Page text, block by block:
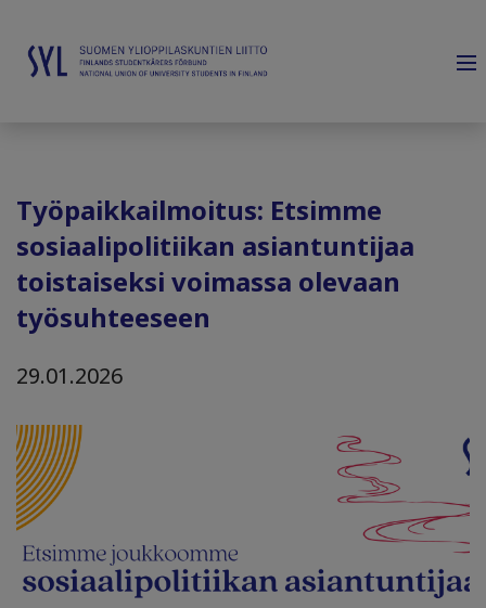
Työpaikkailmoitus: Etsimme
sosiaalipolitiikan asiantuntijaa
toistaiseksi voimassa olevaan
työsuhteeseen
29.01.2026